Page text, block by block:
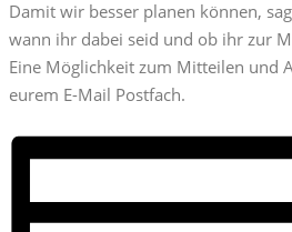
Damit wir besser planen können,
wann ihr dabei seid und ob ihr zur
Eine Möglichkeit zum Mitteilen und
eurem E-Mail Postfach.